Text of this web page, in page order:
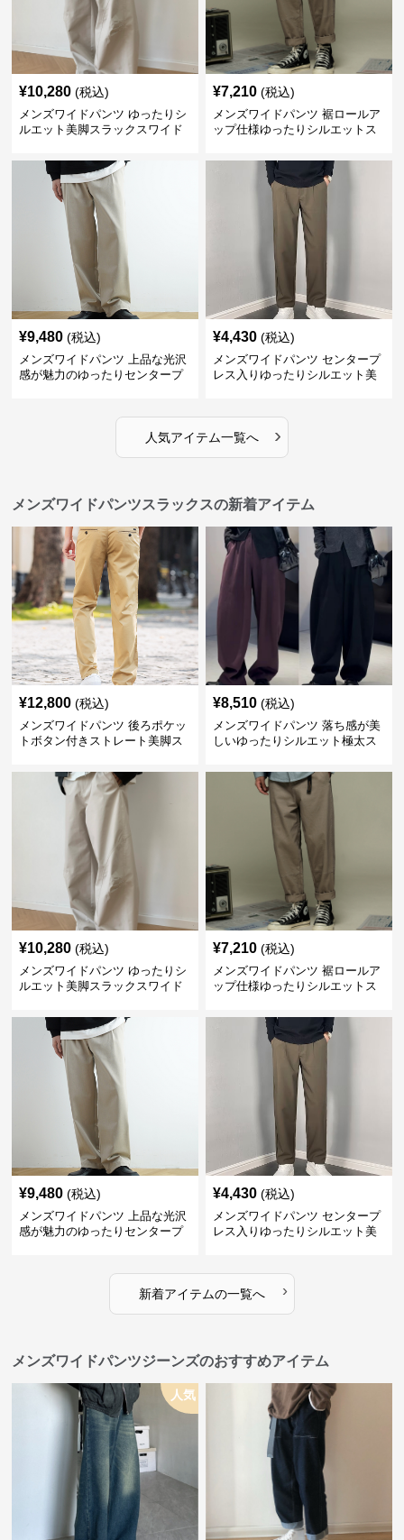
¥10,280 (税込)
メンズワイドパンツ ゆったりシ
ルエット美脚スラックスワイド
¥7,210 (税込)
メンズワイドパンツ 裾ロールア
ップ仕様ゆったりシルエットス
¥9,480 (税込)
メンズワイドパンツ 上品な光沢
感が魅力のゆったりセンタープ
¥4,430 (税込)
メンズワイドパンツ センタープ
レス入りゆったりシルエット美
人気アイテム一覧へ ›
メンズワイドパンツスラックスの新着アイテム
¥12,800 (税込)
メンズワイドパンツ 後ろポケッ
トボタン付きストレート美脚ス
¥8,510 (税込)
メンズワイドパンツ 落ち感が美
しいゆったりシルエット極太ス
¥10,280 (税込)
メンズワイドパンツ ゆったりシ
ルエット美脚スラックスワイド
¥7,210 (税込)
メンズワイドパンツ 裾ロールア
ップ仕様ゆったりシルエットス
¥9,480 (税込)
メンズワイドパンツ 上品な光沢
感が魅力のゆったりセンタープ
¥4,430 (税込)
メンズワイドパンツ センタープ
レス入りゆったりシルエット美
新着アイテムの一覧へ ›
メンズワイドパンツジーンズのおすすめアイテム
人気